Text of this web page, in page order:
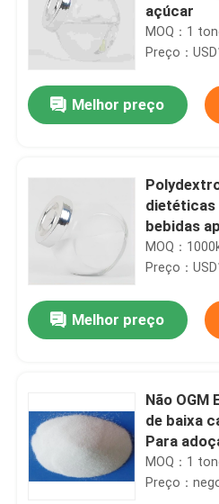
açúcar
MOQ：1
Preço：
Melhor preço
dietéticas
bebidas
MOQ：
Preço：
Melhor preço
Não
de baixa
Para
MOQ：1
Preço：